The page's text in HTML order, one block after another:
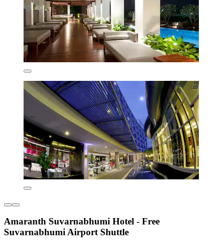
Amaranth Suvarnabhumi Hotel - Free
Suvarnabhumi Airport Shuttle